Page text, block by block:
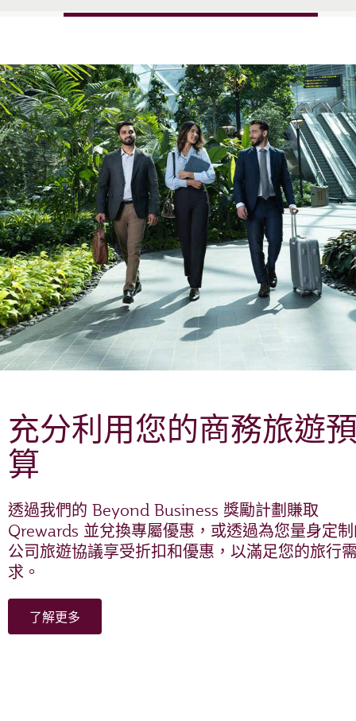
充分利用您的商務旅遊
算
透過我們的 Beyond Business 獎勵計劃賺取
Qrewards 並兌換專屬優惠，或透過為您量身定
公司旅遊協議享受折扣和優惠，以滿足您的旅行
求。
了解更多